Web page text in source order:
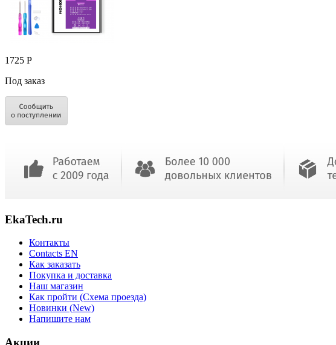
1725 Р
Под заказ
EkaTech.ru
Контакты
Contacts EN
Как заказать
Покупка и доставка
Наш магазин
Как пройти (Схема проезда)
Новинки (New)
Напишите нам
Акции